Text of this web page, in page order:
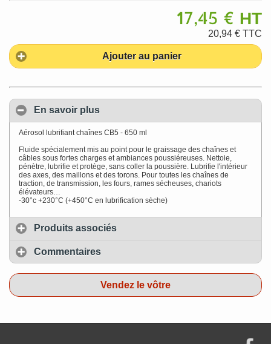
17,45 € HT
20,94 € TTC
Ajouter au panier
En savoir plus
Aérosol lubrifiant chaînes CB5 - 650 ml
Fluide spécialement mis au point pour le graissage des chaînes et
câbles sous fortes charges et ambiances poussiéreuses. Nettoie,
pénètre, lubrifie et protège, sans coller la poussière. Lubrifie l'intérieur
des axes, des maillons et des torons. Pour toutes les chaînes de
traction, de transmission, les fours, rames sécheuses, chariots
élévateurs…
-30°c +230°C (+450°C en lubrification sèche)
Produits associés
Commentaires
Vendez le vôtre